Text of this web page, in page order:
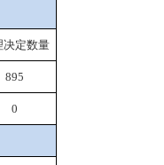
决定数量
895
0